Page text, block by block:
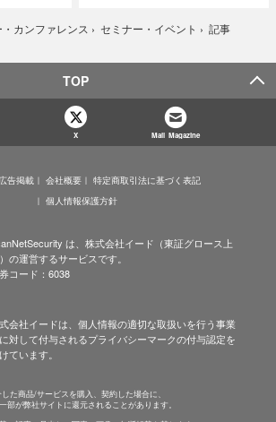
カンファレンス › セミナー・イベント › 記事
TOP
X Mail Magazine
広告掲載 会社概要
特定商取引法に基づく表記
個人情報保護方針
は、株式会社イード（東証グロース上
の運営するサービスです。
コード：6038
会社イードは、個人情報の適切な取扱いを行う事業
対して付与されるプライバシーマークの付与認定を
ています。
た商品/サービスを購入、契約した場合に、
部が弊社サイトに還元されることがあります。